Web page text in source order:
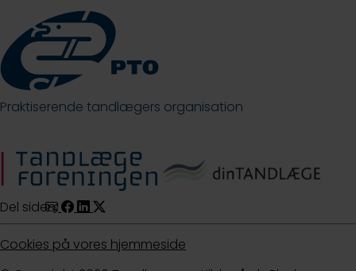
Praktiserende tandlægers organisation
Del siden:
Cookies på vores hjemmeside